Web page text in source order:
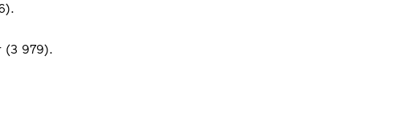
(3 979).